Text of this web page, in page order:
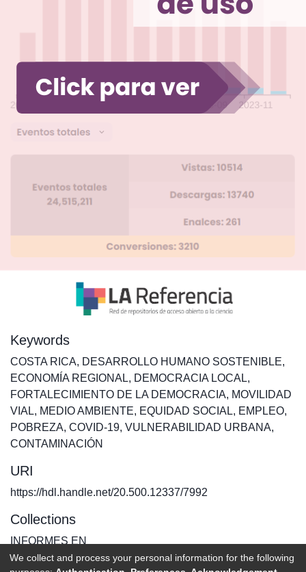
Keywords
COSTA RICA, DESARROLLO HUMANO SOSTENIBLE,
ECONOMÍA REGIONAL, DEMOCRACIA LOCAL,
FORTALECIMIENTO DE LA DEMOCRACIA, MOVILIDAD
VIAL, MEDIO AMBIENTE, EQUIDAD SOCIAL, EMPLEO,
POBREZA, COVID-19, VULNERABILIDAD URBANA,
CONTAMINACIÓN
URI
https://hdl.handle.net/20.500.12337/7992
Collections
INFORMES EN
We collect and process your personal information for the following